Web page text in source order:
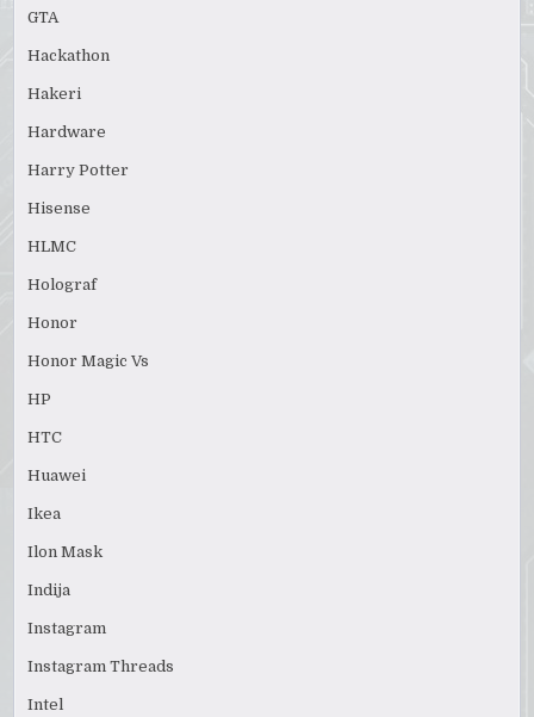
GTA
Hackathon
Hakeri
Hardware
Harry Potter
Hisense
HLMC
Holograf
Honor
Honor Magic Vs
HP
HTC
Huawei
Ikea
Ilon Mask
Indija
Instagram
Instagram Threads
Intel